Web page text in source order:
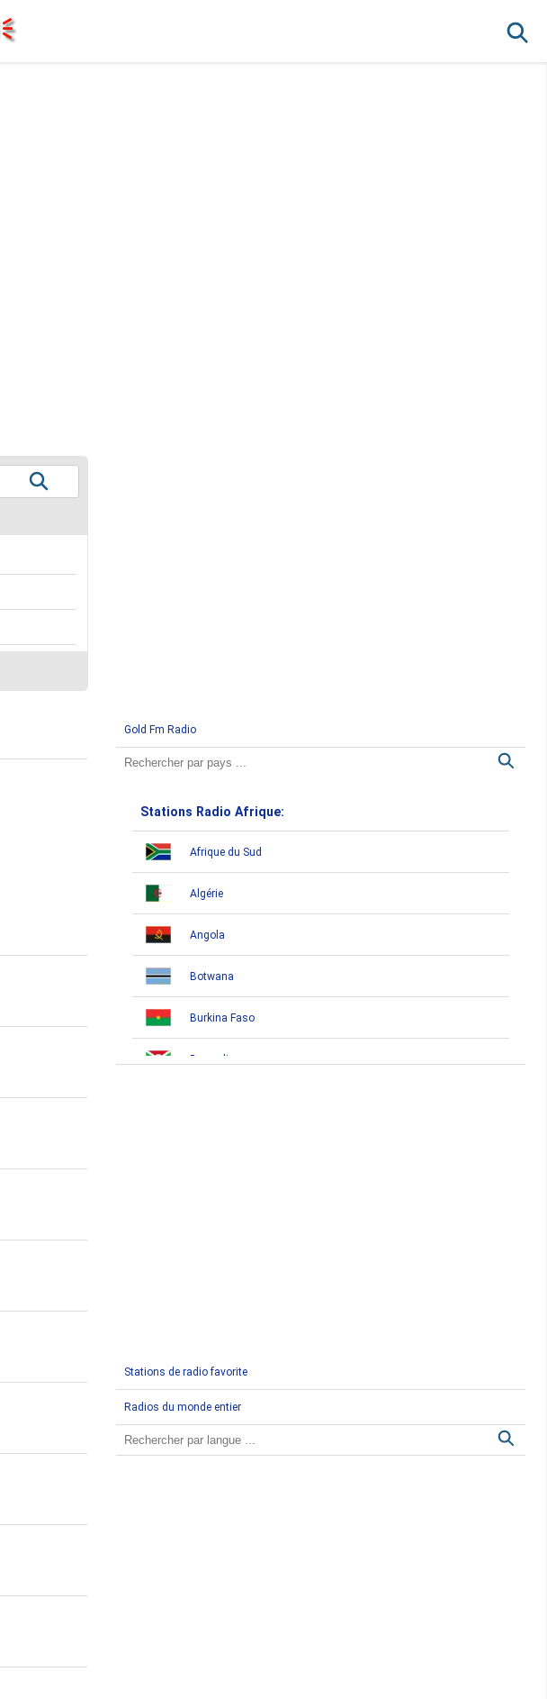
Gold Fm Radio
Stations Radio Afrique:
Afrique du Sud
Algérie
Angola
Botwana
Burkina Faso
Burundi
Egypte
Stations de radio favorite
Radios du monde entier